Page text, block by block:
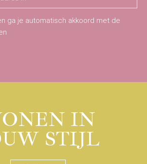
ga je automatisch akkoord met de
IN
STIJL